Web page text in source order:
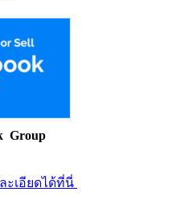
Group
ะเอียดได้ที่นี่